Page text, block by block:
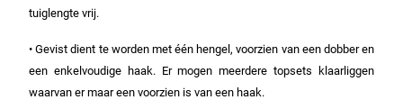
tuiglengte vrij.
• Gevist dient te worden met één hengel, voorzien van een dobber en
een enkelvoudige haak. Er mogen meerdere topsets klaarliggen
waarvan er maar een voorzien is van een haak.